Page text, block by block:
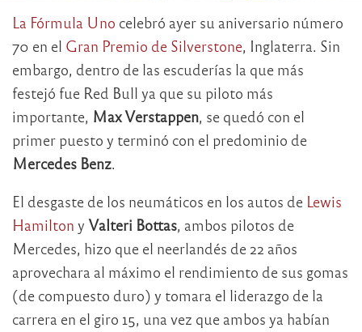
La Fórmula Uno celebró ayer su aniversario número
70 en el Gran Premio de Silverstone, Inglaterra. Sin
embargo, dentro de las escuderías la que más
festejó fue Red Bull ya que su piloto más
importante, Max Verstappen, se quedó con el
primer puesto y terminó con el predominio de
Mercedes Benz.
El desgaste de los neumáticos en los autos de Lewis
Hamilton y Valteri Bottas, ambos pilotos de
Mercedes, hizo que el neerlandés de 22 años
aprovechara al máximo el rendimiento de sus gomas
(de compuesto duro) y tomara el liderazgo de la
carrera en el giro 15, una vez que ambos ya habían